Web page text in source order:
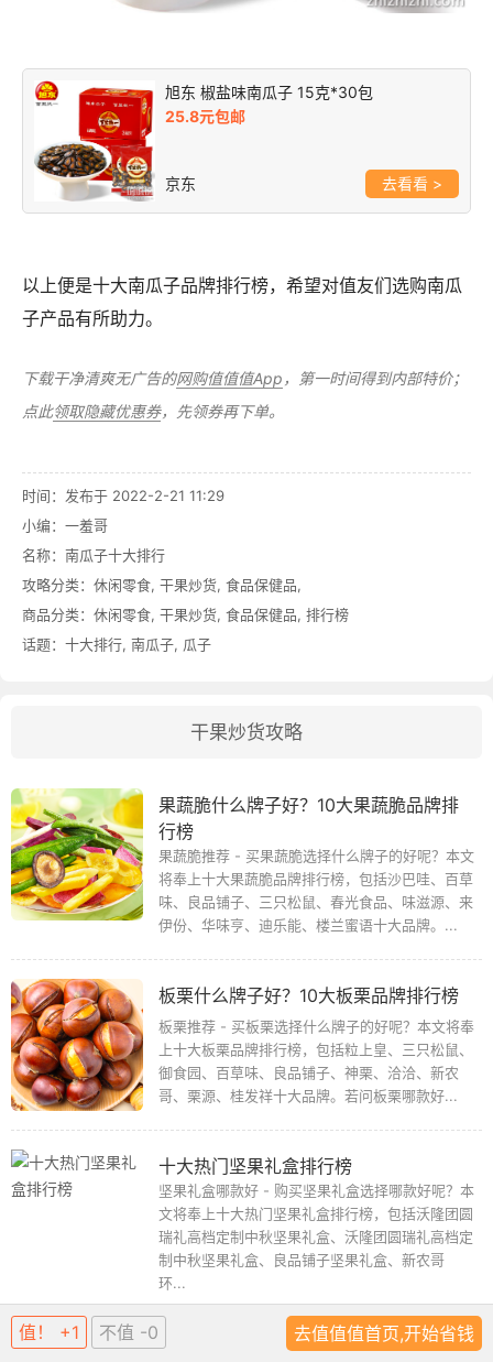
旭东 椒盐味南瓜子 15克*30包
以上便是十大南瓜子品牌排行榜，希望对值友们选购南瓜
下载干净清爽无广告的 网购值值值App
时间：发布于 2022-2-21 11:29
小编：一羞哥
名称：南瓜子十大排行
攻略分类：
休闲零食, 干果炒货, 食品保健品,
商品分类：休闲零食,干果炒货
果蔬脆什么牌子好？10大果蔬脆品牌排
行榜
果蔬脆推荐 - 买果蔬脆选择什么牌子的好呢？本文
将奉上十大果蔬脆品牌排行榜，包括沙巴哇、百草
伊份、华味亨、迪乐能、楼兰蜜语十大品牌。...
板栗什么牌子好？10大板栗品牌排行榜
板栗推荐 - 买板栗选择什么牌子的好呢？本文将奉
上十大板栗品牌排行榜，包括粒上皇、三只松鼠、
哥、栗源、桂发祥十大品牌。若问板栗哪款好...
十大热门坚果礼盒排行榜
坚果礼盒哪款好 - 购买坚果礼盒选择哪款好呢？本
文将奉上十大热门坚果礼盒排行榜，包括沃隆团圆
瑞礼高档定制中秋坚果礼盒、沃隆团圆瑞礼高档定
环...
值！ +1 不值 -0 去值值值首页,开始省钱